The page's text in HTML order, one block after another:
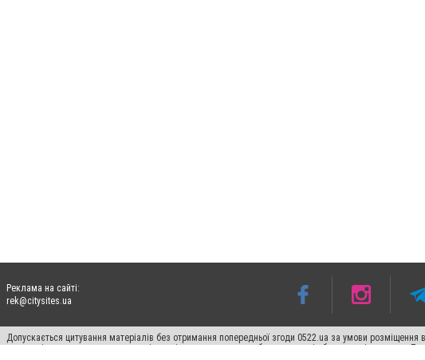
Реклама на сайті:
rek@citysites.ua
Допускається цитування матеріалів без отримання попередньої згоди 0522.ua за умови
систем гіперпосилання на цитовані статті не нижче другого абзацу в тексті або в якості джерела.